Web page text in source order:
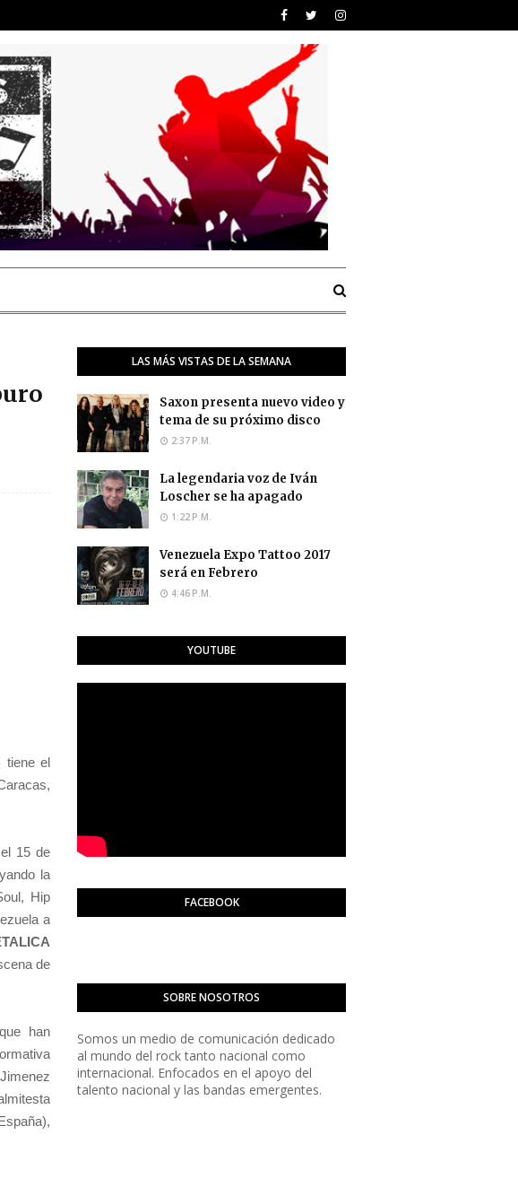
tiene el
15 de
la
Hip
a
de
han
LAS MÁS VISTAS DE LA SEMANA
Saxon presenta nuevo video y
tema de su próximo disco
2:37 P.M.
La legendaria voz de Iván
Loscher se ha apagado
1:22 P.M.
Venezuela Expo Tattoo 2017
será en Febrero
4:46 P.M.
YOUTUBE
FACEBOOK
SOBRE NOSOTROS
Somos un medio de comunicación dedicado
al mundo del rock tanto nacional como
internacional. Enfocados en el apoyo del
talento nacional y las bandas emergentes.